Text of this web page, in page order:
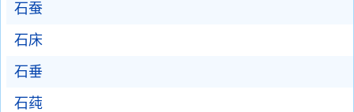
石蚕
石床
石垂
石莼